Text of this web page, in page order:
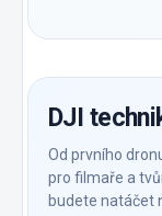
DJI
Od prvního
pro filmaře a
budete natáčet